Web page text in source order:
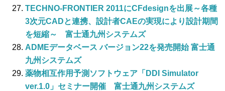
TECHNO-FRONTIER 2011にCFdesignを出展～各種
3次元CADと連携、設計者CAEの実現により設計期間
を短縮～ 富士通九州システムズ
ADMEデータベース バージョン22を発売開始 富士通
九州システムズ
薬物相互作用予測ソフトウェア「DDI Simulator
ver.1.0」セミナー開催 富士通九州システムズ